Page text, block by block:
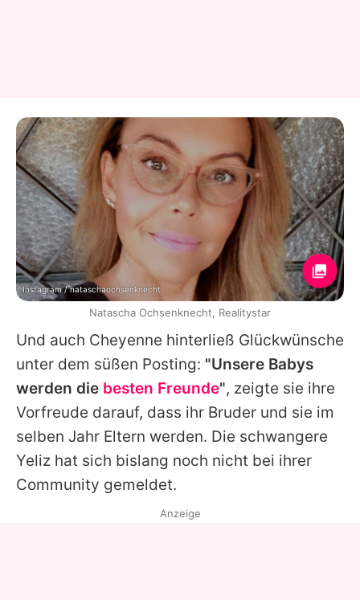
Und auch Cheyenne hinterließ Glückwünsche
unter dem süßen Posting: "Unsere Babys
werden die besten Freunde", zeigte sie ihre
Vorfreude darauf, dass ihr Bruder und sie im
selben Jahr Eltern werden. Die schwangere
Yeliz hat sich bislang noch nicht bei ihrer
Community gemeldet.
Instagram / nataschaochsenknecht
Natascha Ochsenknecht, Realitystar
Anzeige